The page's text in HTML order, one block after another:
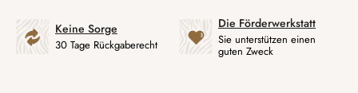
Keine Sorge
30 Tage Rückgaberecht
Die Förderwerkstatt
Sie unterstützen einen
guten Zweck